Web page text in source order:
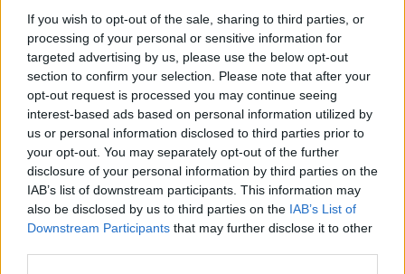
If you wish to opt-out of the sale, sharing to third parties, or
processing of your personal or sensitive information for
targeted advertising by us, please use the below opt-out
section to confirm your selection. Please note that after your
opt-out request is processed you may continue seeing
interest-based ads based on personal information utilized by
us or personal information disclosed to third parties prior to
your opt-out. You may separately opt-out of the further
disclosure of your personal information by third parties on the
IAB’s list of downstream participants. This information may
also be disclosed by us to third parties on the IAB’s List of
Downstream Participants that may further disclose it to other
Mildred odegrała decydującą rolę w
odkryciu powołaniu przez syna
Mildred była filarem życia duchowego rodziny Prevostów,
która przeżywała życie parafialne tak, jakby było ono
przedłużeniem własnego domu.
Ich dom był regularnym miejscem spotkań
zaprzyjaźnionych księży, których często zapraszała na
wspólne posiłki. Atmosfera prostoty i serdeczności